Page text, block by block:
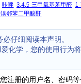
咔唑 3,4,5-三甲氧基苯甲醛
邻苯二甲酸酐
仔细阅读本声明。
化学，您的使用行为
注册的用户名、密码